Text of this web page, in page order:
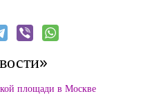
площади в Москве